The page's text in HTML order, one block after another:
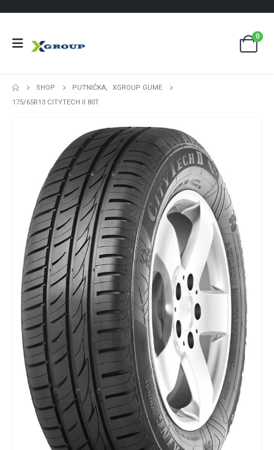
0
SHOP PUTNIČKA,
XGROUP GUME
175/65R13 CITYTECH II 80T